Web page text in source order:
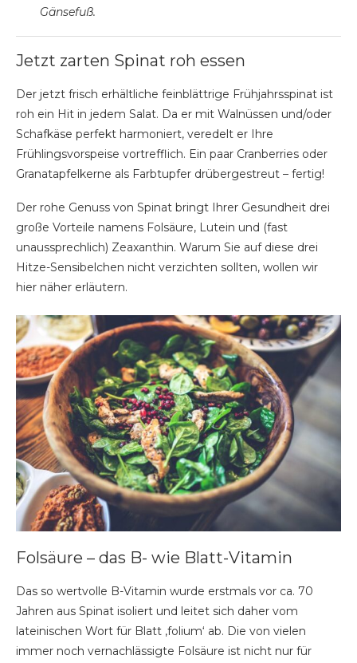
Gänsefuß.
Jetzt zarten Spinat roh essen
Der jetzt frisch erhältliche feinblättrige Frühjahrsspinat ist
roh ein Hit in jedem Salat. Da er mit Walnüssen und/oder
Schafkäse perfekt harmoniert, veredelt er Ihre
Frühlingsvorspeise vortrefflich. Ein paar Cranberries oder
Granatapfelkerne als Farbtupfer drübergestreut – fertig!
Der rohe Genuss von Spinat bringt Ihrer Gesundheit drei
große Vorteile namens Folsäure, Lutein und (fast
unaussprechlich) Zeaxanthin. Warum Sie auf diese drei
Hitze-Sensibelchen nicht verzichten sollten, wollen wir
hier näher erläutern.
Folsäure – das B- wie Blatt-Vitamin
Das so wertvolle B-Vitamin wurde erstmals vor ca. 70
Jahren aus Spinat isoliert und leitet sich daher vom
lateinischen Wort für Blatt ‚folium‘ ab. Die von vielen
immer noch vernachlässigte Folsäure ist nicht nur für